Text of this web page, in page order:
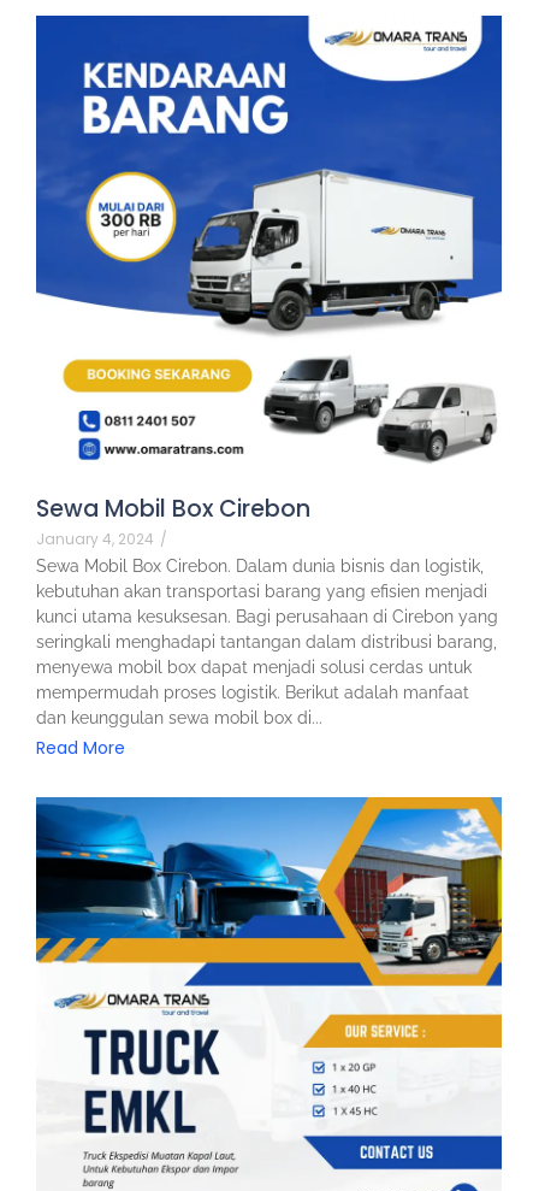
Sewa Mobil Box Cirebon
January 4, 2024 /
Sewa Mobil Box Cirebon. Dalam dunia bisnis dan logistik,
kebutuhan akan transportasi barang yang efisien menjadi
kunci utama kesuksesan. Bagi perusahaan di Cirebon yang
seringkali menghadapi tantangan dalam distribusi barang,
menyewa mobil box dapat menjadi solusi cerdas untuk
mempermudah proses logistik. Berikut adalah manfaat
dan keunggulan sewa mobil box di...
Read More